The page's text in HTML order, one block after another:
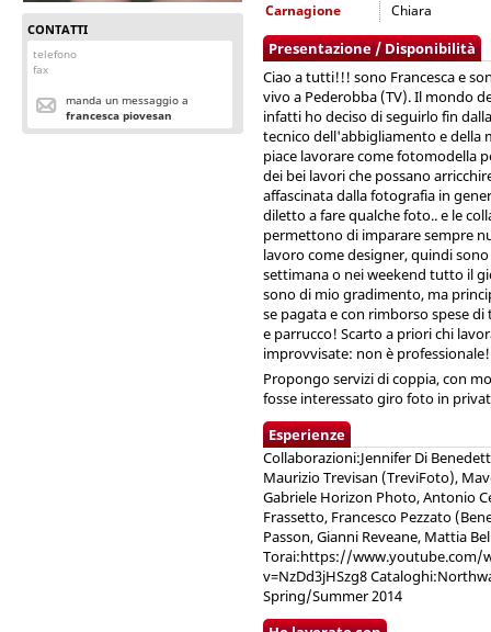
CONTATTI
telefono
fax
manda un messaggio a
francesca piovesan
Carnagione
Chiara
Presentazione / Disponibilità
Ciao a tutti!!! sono Francesca e
vivo a Pederobba (TV). Il mondo
infatti ho deciso di seguirlo fin
tecnico dell'abbigliamento e della
piace lavorare come fotomodella
dei bei lavori che possano
affascinata dalla fotografia in
diletto a fare qualche foto.. e le
permettono di imparare sempre
lavoro come designer, quindi
settimana o nei weekend tutto il
sono di mio gradimento, ma
se pagata e con rimborso spese
e parrucco! Scarto a priori chi
improvvisate: non è
Propongo servizi di coppia, con
fosse interessato giro foto in
Esperienze
Collaborazioni:Jennifer Di
Maurizio Trevisan (TreviFoto),
Gabriele Horizon Photo, Antonio
Frassetto, Francesco Pezzato
Passon, Gianni Reveane, Mattia
Torai:https://www.youtube.com/
v=NzDd3jHSzg8
Spring/Summer 2014